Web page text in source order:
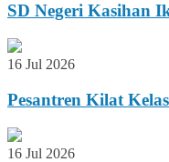
SD Negeri Kasihan
16 Jul 2026
Pesantren Kilat
16 Jul 2026